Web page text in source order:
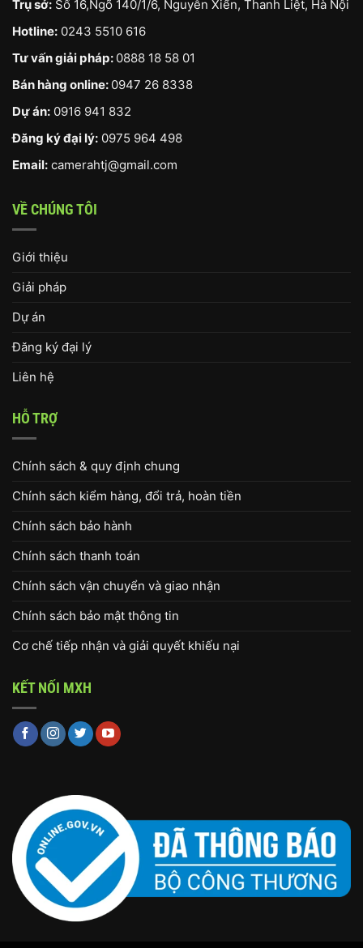
Trụ sở: Số 16,Ngõ 140/1/6, Nguyễn Xiển, Thanh Liệt, Hà Nội
Hotline: 0243 5510 616
Tư vấn giải pháp: 0888 18 58 01
Bán hàng online: 0947 26 8338
Dự án: 0916 941 832
Đăng ký đại lý: 0975 964 498
Email: camerahtj@gmail.com
VỀ CHÚNG TÔI
Giới thiệu
Giải pháp
Dự án
Đăng ký đại lý
Liên hệ
HỖ TRỢ
Chính sách & quy định chung
Chính sách kiểm hàng, đổi trả, hoàn tiền
Chính sách bảo hành
Chính sách thanh toán
Chính sách vận chuyển và giao nhận
Chính sách bảo mật thông tin
Cơ chế tiếp nhận và giải quyết khiếu nại
KẾT NỐI MXH